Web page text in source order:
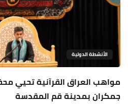
الأنشطة الدولية
مواهب العراق القرآنية تحيي
جمكران بمدينة قم المقدسة